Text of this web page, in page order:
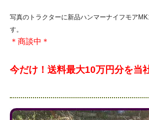
写真のトラクターに新品ハンマーナイフモア
す。
＊商談中＊
今だけ！送料最大10万円分を当